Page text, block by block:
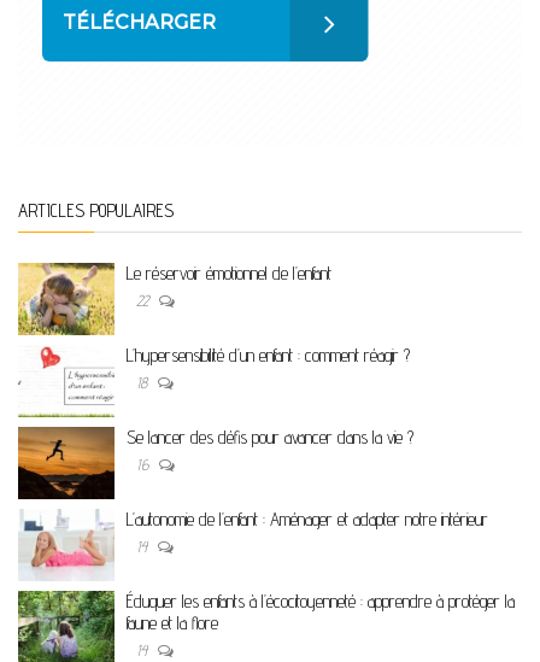
TÉLÉCHARGER
ARTICLES POPULAIRES
Le réservoir émotionnel de l’enfant
22
L’hypersensibilité d’un enfant : comment réagir ?
18
Se lancer des défis pour avancer dans la vie ?
16
L’autonomie de l’enfant : Aménager et adapter notre intérieur
14
Éduquer les enfants à l’écocitoyenneté : apprendre à protéger la
faune et la flore
14